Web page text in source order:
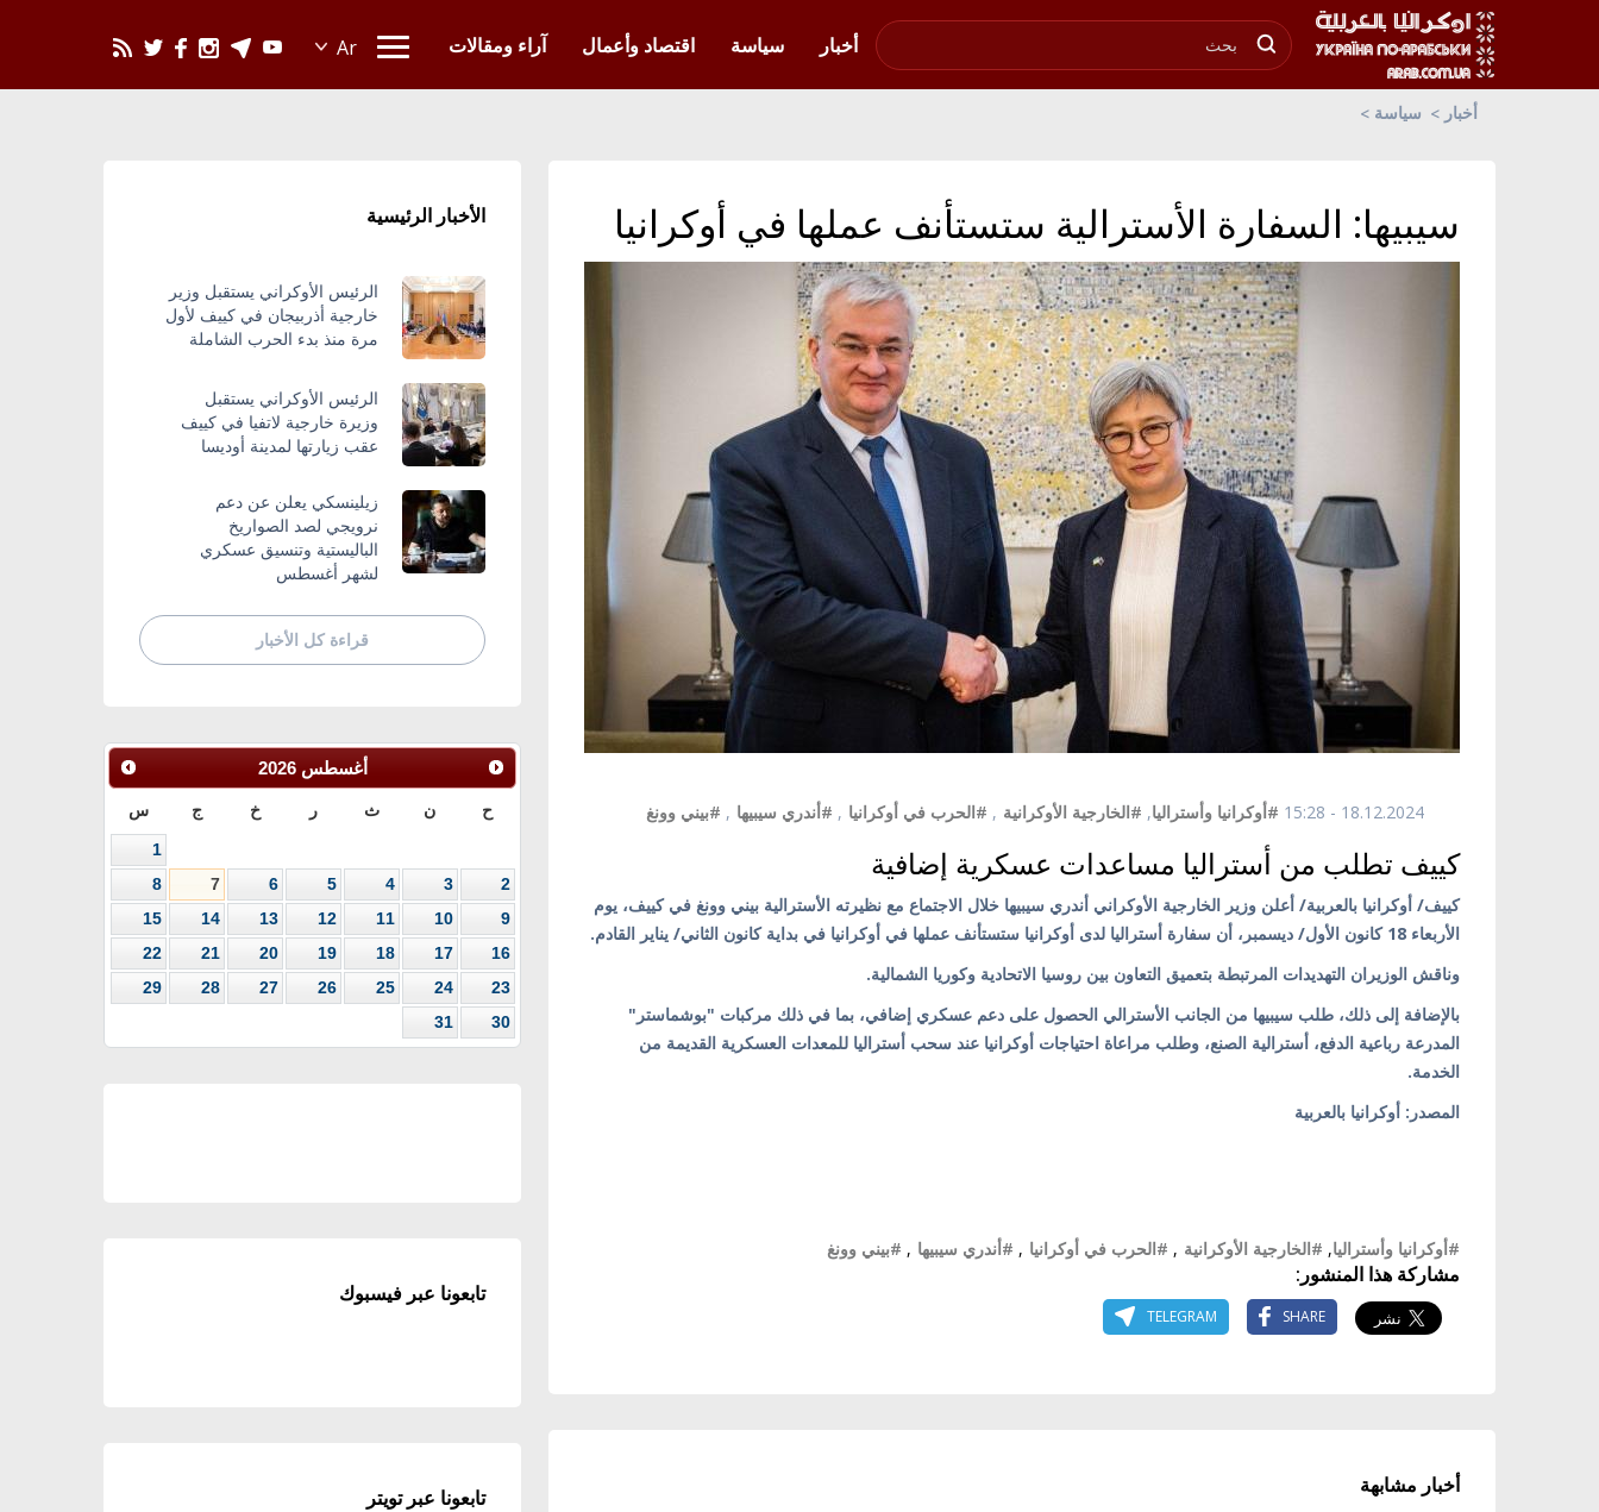
أخبار
سياسة اقتصاد وأعمال آراء ومقالات
أخبار سياسة
سيبيها: السفارة الأسترالية ستستأنف عملها في أوكرانيا
18.12.2024 - 15:28 #أوكرانيا وأستراليا, #الخارجية الأوكرانية , #الحرب في أوكرانيا , #أندري سيبيها , #بيني وونغ
كييف تطلب من أستراليا مساعدات عسكرية إضافية
كييف/ أوكرانيا بالعربية/ أعلن وزير الخارجية الأوكراني أندري سيبيها خلال الاجتماع مع نظيرته الأسترالية بيني وونغ في كييف، يوم
الأربعاء 18 كانون الأول/ ديسمبر، أن سفارة أستراليا لدى أوكرانيا ستستأنف عملها في أوكرانيا في بداية كانون الثاني/ يناير القادم.
وناقش الوزيران التهديدات المرتبطة بتعميق التعاون بين روسيا الاتحادية وكوريا الشمالية.
بالإضافة إلى ذلك، طلب سيبيها من الجانب الأسترالي الحصول على دعم عسكري إضافي، بما في ذلك مركبات "بوشماستر"
المدرعة رباعية الدفع، أسترالية الصنع، وطلب مراعاة احتياجات أوكرانيا عند سحب أستراليا للمعدات العسكرية القديمة من
الخدمة.
المصدر: أوكرانيا بالعربية
#أوكرانيا وأستراليا, #الخارجية الأوكرانية , #الحرب في أوكرانيا , #أندري سيبيها , #بيني وونغ
مشاركة هذا المنشور:
SHARE
TELEGRAM
أخبار مشابهة
الأخبار الرئيسية
الرئيس الأوكراني يستقبل وزير
خارجية أذربيجان في كييف لأول
مرة منذ بدء الحرب الشاملة
الرئيس الأوكراني يستقبل
وزيرة خارجية لاتفيا في كييف
عقب زيارتها لمدينة أوديسا
زيلينسكي يعلن عن دعم
نرويجي لصد الصواريخ
الباليستية وتنسيق عسكري
لشهر أغسطس
قراءة كل الأخبار
أغسطس 2026
ح ن ث ر خ ج س
1
2
3
4
5
6
7
8
9
10
11
12
13
14
15
16
17
18
19
20
21
22
23
24
25
26
27
28
29
30
31
تابعونا عبر فيسبوك
تابعونا عبر تويتر